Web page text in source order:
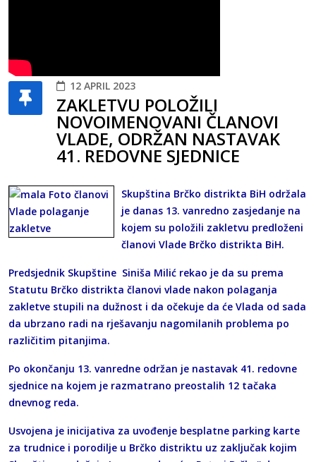
12 APRIL 2023
ZAKLETVU POLOŽILI
NOVOIMENOVANI ČLANOVI
VLADE, ODRŽAN NASTAVAK
41. REDOVNE SJEDNICE
Skupština Brčko distrikta BiH održala
je danas 13. vanredno zasjedanje na
kojem su položili zakletvu predloženi
članovi Vlade Brčko distrikta BiH.
Predsjednik Skupštine Siniša Milić rekao je da su prema
Statutu Brčko distrikta članovi vlade nakon polaganja
zakletve stupili na dužnost i da očekuje da će Vlada od sada
da ubrzano radi na rješavanju nagomilanih problema po
različitim pitanjima.
Po okončanju 13. vanredne održan je nastavak 41. redovne
sjednice na kojem je razmatrano preostalih 12 tačaka
dnevnog reda.
Usvojena je inicijativa za uvođenje besplatne parking karte
za trudnice i porodilje u Brčko distriktu uz zaključak kojim